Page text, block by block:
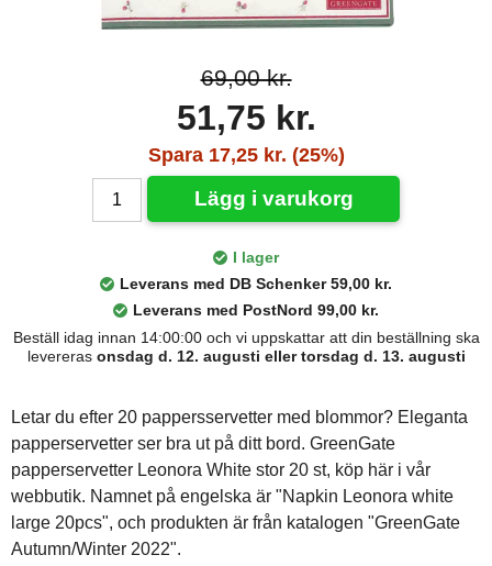
69,00 kr.
51,75 kr.
Spara 17,25 kr. (25%)
Lägg i varukorg
I lager
Leverans med DB Schenker 59,00 kr.
Leverans med PostNord 99,00 kr.
Beställ idag innan 14:00:00 och vi uppskattar att din beställning ska
levereras onsdag d. 12. augusti eller torsdag d. 13. augusti
Letar du efter 20 pappersservetter med blommor? Eleganta
papperservetter ser bra ut på ditt bord. GreenGate
papperservetter Leonora White stor 20 st, köp här i vår
webbutik. Namnet på engelska är "Napkin Leonora white
large 20pcs", och produkten är från katalogen "GreenGate
Autumn/Winter 2022".